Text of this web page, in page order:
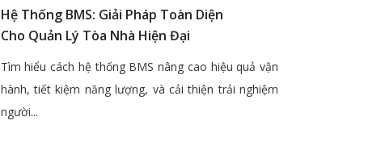
Hệ Thống BMS: Giải Pháp Toàn Diện
Cho Quản Lý Tòa Nhà Hiện Đại
Tìm hiểu cách hệ thống BMS nâng cao hiệu quả vận
hành, tiết kiệm năng lượng, và cải thiện trải nghiệm
người...